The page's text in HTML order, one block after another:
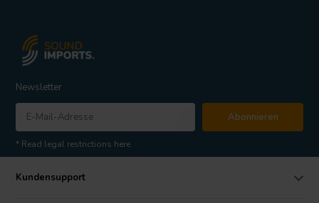
Newsletter
Abonnieren
* Read legal restrictions here
Kundensupport